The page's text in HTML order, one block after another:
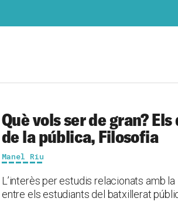
Què vols ser de gran?
de la pública, Filosofia
Manel Riu
L’interès per estudis relacionats amb
entre els estudiants del batxillerat